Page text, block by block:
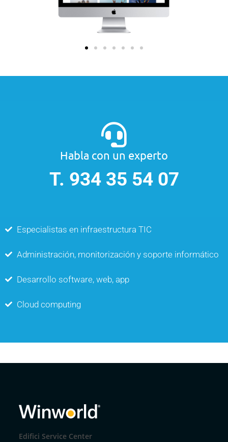
Habla con un experto
T. 934 35 54 07
Especialistas en infraestructura TIC
Administración, monitorización y soporte informático
Desarrollo software, web, app
Cloud computing
Edifici Service Center